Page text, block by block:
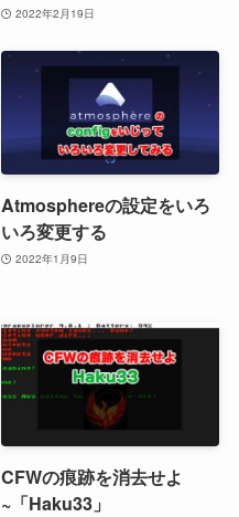
2022年2月19日
Atmosphereの設定をいろ
いろ変更する
2022年1月9日
CFWの痕跡を消去せよ
~「Haku33」